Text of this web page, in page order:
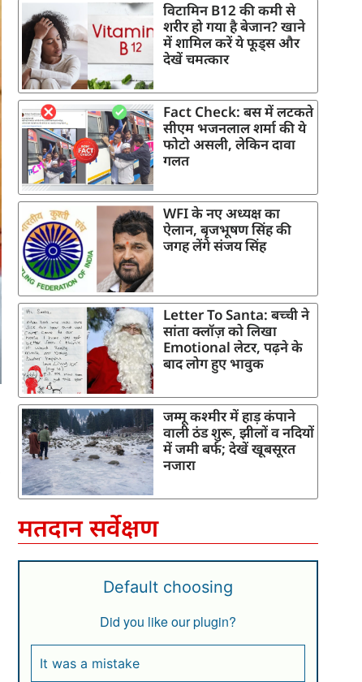
विटामिन B12 की कमी से
शरीर हो गया है बेजान? खाने
में शामिल करें ये फूड्स और
देखें चमत्कार
Fact Check: बस में लटकते
सीएम भजनलाल शर्मा की ये
फोटो असली, लेकिन दावा
गलत
WFI के नए अध्यक्ष का
ऐलान, बृजभूषण सिंह की
जगह लेंगे संजय सिंह
Letter To Santa: बच्ची ने
सांता क्लॉज़ को लिखा
Emotional लेटर, पढ़ने के
बाद लोग हुए भावुक
जम्मू कश्मीर में हाड़ कंपाने
वाली ठंड शुरू, झीलों व नदियों
में जमी बर्फ; देखें खूबसूरत
नजारा
मतदान सर्वेक्षण
Default choosing
Did you like our plugin?
It was a mistake